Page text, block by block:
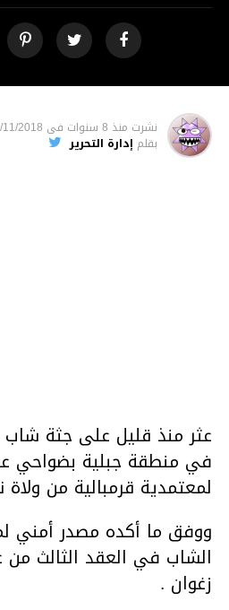
نشرت منذ 8 سنوات فى 2018
بقلم إدارة التحرير
عثر منذ قليل على جثة
في منطقة جبلية بضواحي
لمعتمدية قرمبالية من ولاة
ووفق ما أكده مصدر أمني
الشاب في العقد الثالث من
زغوان .